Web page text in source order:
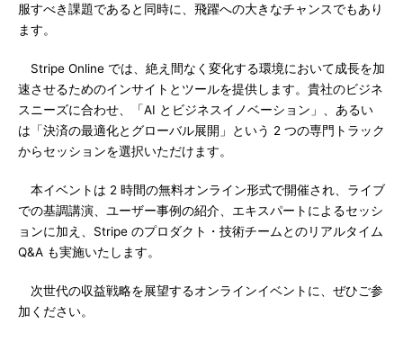
服すべき課題であると同時に、飛躍への大きなチャンスでもあり
ます。
Stripe Online では、絶え間なく変化する環境において成長を加
速させるためのインサイトとツールを提供します。貴社のビジネ
スニーズに合わせ、「AI とビジネスイノベーション」、あるい
は「決済の最適化とグローバル展開」という 2 つの専門トラック
からセッションを選択いただけます。
本イベントは 2 時間の無料オンライン形式で開催され、ライブ
での基調講演、ユーザー事例の紹介、エキスパートによるセッシ
ョンに加え、Stripe のプロダクト・技術チームとのリアルタイム
Q&A も実施いたします。
次世代の収益戦略を展望するオンラインイベントに、ぜひご参
加ください。